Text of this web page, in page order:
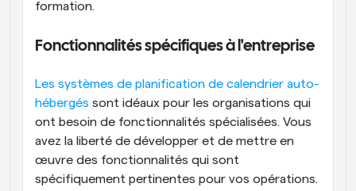
formation.
Fonctionnalités spécifiques à l'entreprise
Les systèmes de planification de calendrier auto-
hébergés sont idéaux pour les organisations qui
ont besoin de fonctionnalités spécialisées. Vous
avez la liberté de développer et de mettre en
œuvre des fonctionnalités qui sont
spécifiquement pertinentes pour vos opérations.